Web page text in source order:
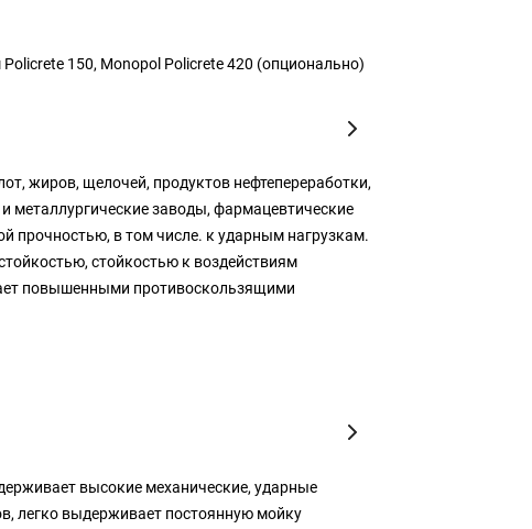
150, Monopol Policrete 420 (опционально)
жиров, щелочей, продуктов нефтепереработки,
металлургические заводы, фармацевтические
прочностью, в том числе. к ударным нагрузкам.
стойкостью к воздействиям
повышенными противоскользящими
высокие механические, ударные
легко выдерживает постоянную мойку